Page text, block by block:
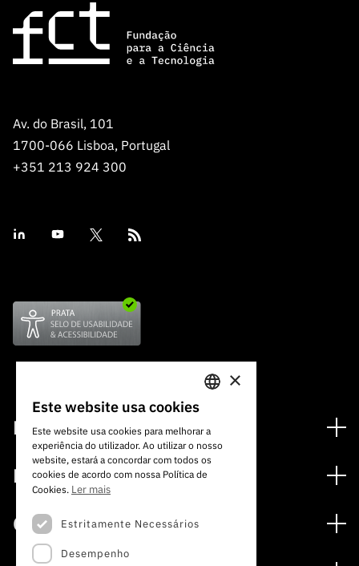
Av. do Brasil, 101
1700-066 Lisboa, Portugal
+351 213 924 300
Financiamento
Programas de Financiamento
Internacional
Prémios
Media
Notas de Imprensa
Subscrever Newsletter
Concursos
Concursos Abertos
PORTUGUESE
ENGLISH
×
Este website usa cookies
Este website usa cookies para melhorar a
experiência do utilizador. Ao utilizar o nosso
website, estará a concordar com todos os
cookies de acordo com nossa Política de
Cookies. Ler mais
Estritamente Necessários
Desempenho